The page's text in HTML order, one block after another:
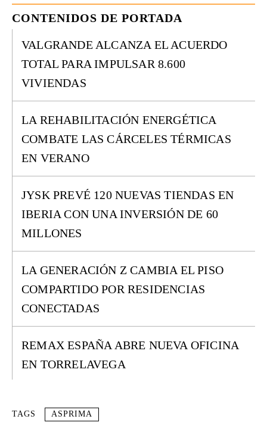
CONTENIDOS DE PORTADA
VALGRANDE ALCANZA EL ACUERDO
TOTAL PARA IMPULSAR 8.600
VIVIENDAS
LA REHABILITACIÓN ENERGÉTICA
COMBATE LAS CÁRCELES TÉRMICAS
EN VERANO
JYSK PREVÉ 120 NUEVAS TIENDAS EN
IBERIA CON UNA INVERSIÓN DE 60
MILLONES
LA GENERACIÓN Z CAMBIA EL PISO
COMPARTIDO POR RESIDENCIAS
CONECTADAS
REMAX ESPAÑA ABRE NUEVA OFICINA
EN TORRELAVEGA
TAGS ASPRIMA